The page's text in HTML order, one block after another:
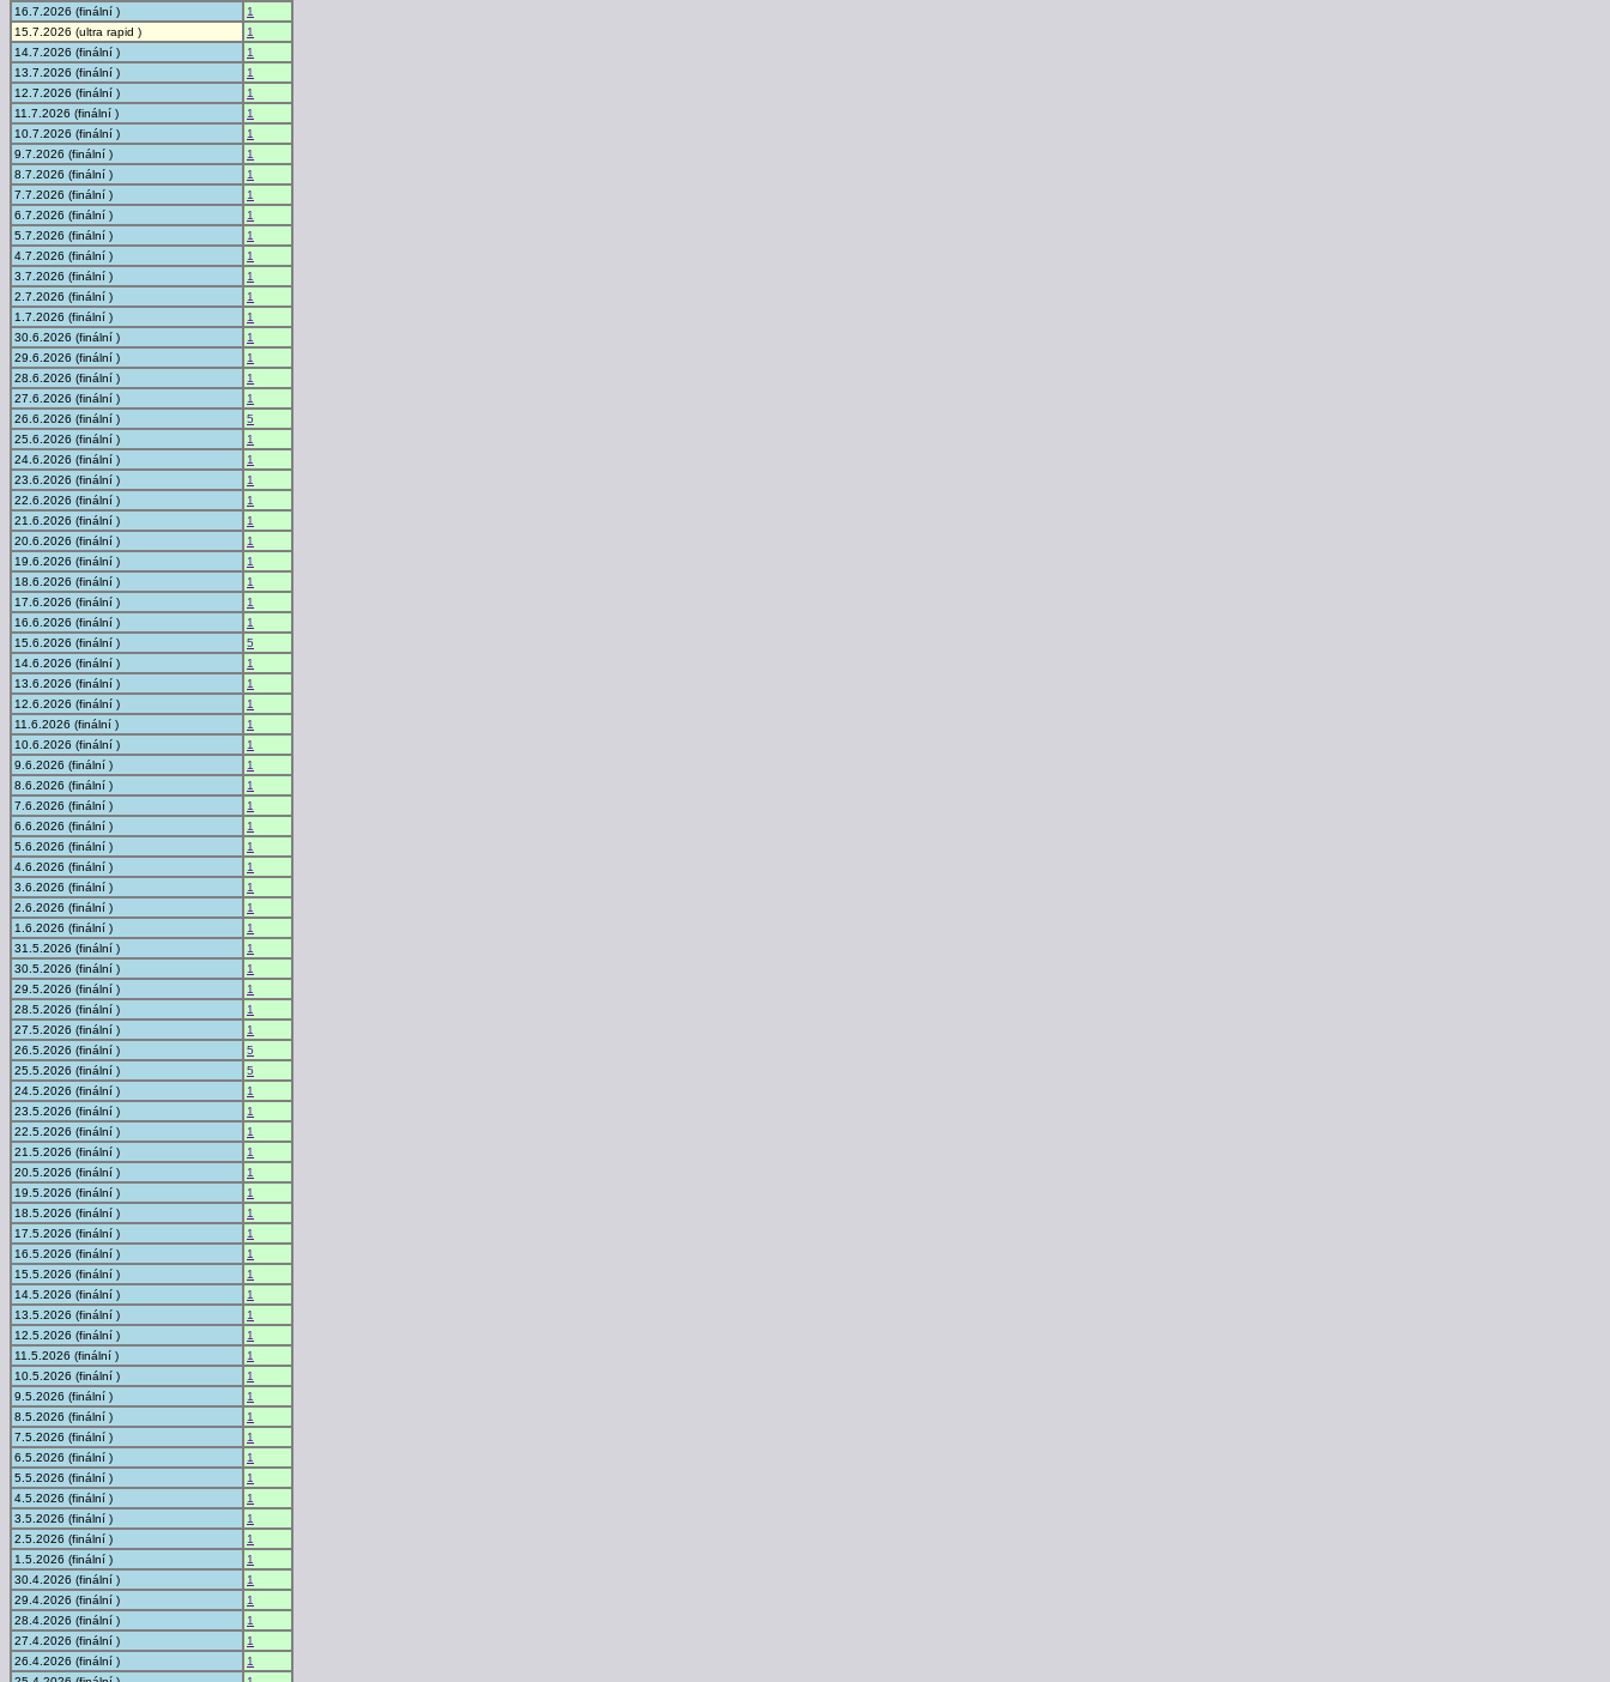
16.7.2026 (finální )
1
15.7.2026 (ultra rapid )
1
14.7.2026 (finální )
1
13.7.2026 (finální )
1
12.7.2026 (finální )
1
11.7.2026 (finální )
1
10.7.2026 (finální )
1
9.7.2026 (finální )
1
8.7.2026 (finální )
1
7.7.2026 (finální )
1
6.7.2026 (finální )
1
5.7.2026 (finální )
1
4.7.2026 (finální )
1
3.7.2026 (finální )
1
2.7.2026 (finální )
1
1.7.2026 (finální )
1
30.6.2026 (finální )
1
29.6.2026 (finální )
1
28.6.2026 (finální )
1
27.6.2026 (finální )
1
26.6.2026 (finální )
5
25.6.2026 (finální )
1
24.6.2026 (finální )
1
23.6.2026 (finální )
1
22.6.2026 (finální )
1
21.6.2026 (finální )
1
20.6.2026 (finální )
1
19.6.2026 (finální )
1
18.6.2026 (finální )
1
17.6.2026 (finální )
1
16.6.2026 (finální )
1
15.6.2026 (finální )
5
14.6.2026 (finální )
1
13.6.2026 (finální )
1
12.6.2026 (finální )
1
11.6.2026 (finální )
1
10.6.2026 (finální )
1
9.6.2026 (finální )
1
8.6.2026 (finální )
1
7.6.2026 (finální )
1
6.6.2026 (finální )
1
5.6.2026 (finální )
1
4.6.2026 (finální )
1
3.6.2026 (finální )
1
2.6.2026 (finální )
1
1.6.2026 (finální )
1
31.5.2026 (finální )
1
30.5.2026 (finální )
1
29.5.2026 (finální )
1
28.5.2026 (finální )
1
27.5.2026 (finální )
1
26.5.2026 (finální )
5
25.5.2026 (finální )
5
24.5.2026 (finální )
1
23.5.2026 (finální )
1
22.5.2026 (finální )
1
21.5.2026 (finální )
1
20.5.2026 (finální )
1
19.5.2026 (finální )
1
18.5.2026 (finální )
1
17.5.2026 (finální )
1
16.5.2026 (finální )
1
15.5.2026 (finální )
1
14.5.2026 (finální )
1
13.5.2026 (finální )
1
12.5.2026 (finální )
1
11.5.2026 (finální )
1
10.5.2026 (finální )
1
9.5.2026 (finální )
1
8.5.2026 (finální )
1
7.5.2026 (finální )
1
6.5.2026 (finální )
1
5.5.2026 (finální )
1
4.5.2026 (finální )
1
3.5.2026 (finální )
1
2.5.2026 (finální )
1
1.5.2026 (finální )
1
30.4.2026 (finální )
1
29.4.2026 (finální )
1
28.4.2026 (finální )
1
27.4.2026 (finální )
1
26.4.2026 (finální )
1